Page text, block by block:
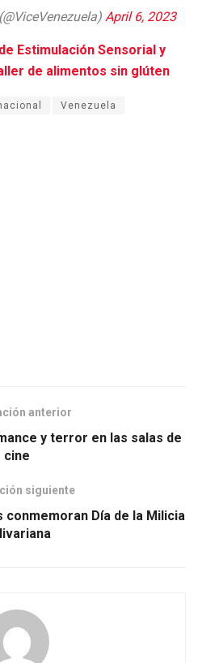
April 6, 2023
Estimulación Sensorial y
de alimentos sin glúten
Venezuela
anterior
y terror en las salas de
cine
siguiente
Día de la Milicia